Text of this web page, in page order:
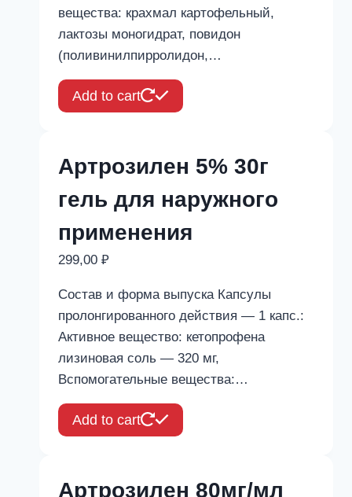
вещества: крахмал картофельный,
лактозы моногидрат, повидон
(поливинилпирролидон,…
Add to cart
Артрозилен 5% 30г
гель для наружного
применения
299,00 ₽
Состав и форма выпуска Капсулы
пролонгированного действия — 1 капс.:
Активное вещество: кетопрофена
лизиновая соль — 320 мг,
Вспомогательные вещества:…
Add to cart
Артрозилен 80мг/мл